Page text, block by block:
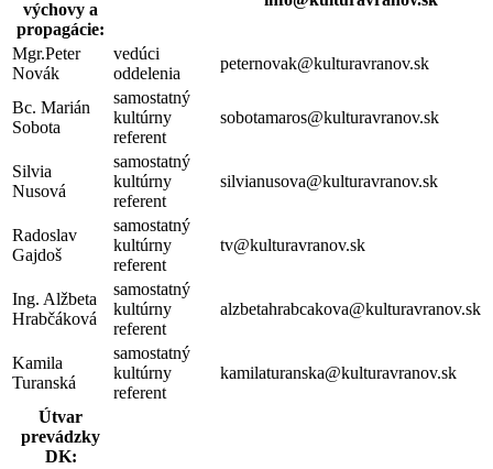
výchovy a
propagácie:
Mgr.Peter
Novák
vedúci
oddelenia
peternovak@kulturavranov.sk
Bc. Marián
Sobota
samostatný
kultúrny
referent
sobotamaros@kulturavranov.sk
Silvia
Nusová
samostatný
kultúrny
referent
silvianusova@kulturavranov.sk
Radoslav
Gajdoš
samostatný
kultúrny
referent
tv@kulturavranov.sk
Ing. Alžbeta
Hrabčáková
samostatný
kultúrny
referent
alzbetahrabcakova@kulturavranov.sk
Kamila
Turanská
samostatný
kultúrny
referent
kamilaturanska@kulturavranov.sk
Útvar
prevádzky
DK: